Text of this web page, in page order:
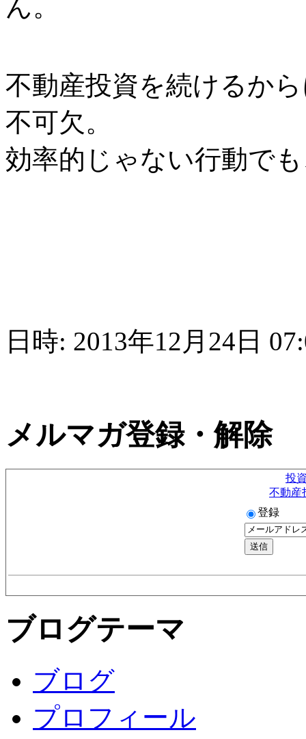
ん。
不動産投資を続けるか
不可欠。
効率的じゃない行動で
日時: 2013年12月24日
メルマガ登録・解除
投
不動産
登録
ブログテーマ
ブログ
プロフィール